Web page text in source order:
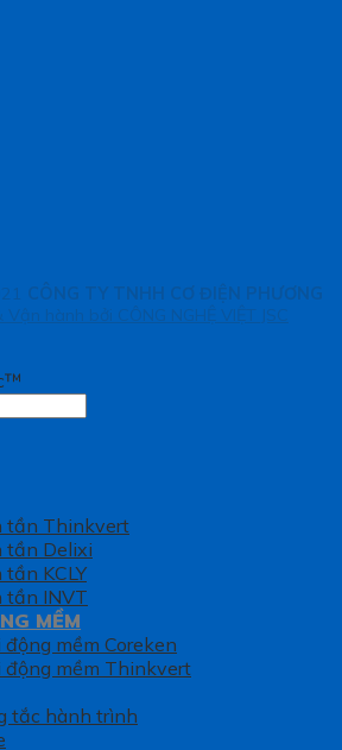
CÔNG TY TNHH CƠ ĐIỆN PHƯƠNG
hành bởi CÔNG NGHỆ VIỆT JSC
tần Thinkvert
tần Delixi
tần KCLY
tần INVT
MỀM
động mềm Coreken
động mềm Thinkvert
tắc hành trình